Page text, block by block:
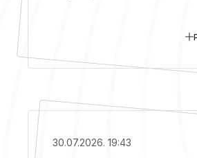
30.07.2026. 19:43